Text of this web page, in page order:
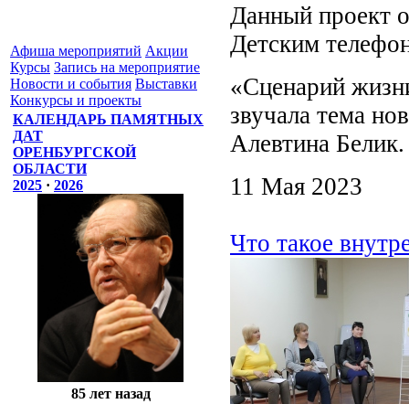
Афиша мероприятий Акции
Курсы Запись на мероприятие
Новости и события Выставки
Конкурсы и проекты
КАЛЕНДАРЬ ПАМЯТНЫХ
ДАТ
ОРЕНБУРГСКОЙ
ОБЛАСТИ
2025 · 2026
85 лет назад
Данный проект
Детским
«Сценарий
звучала тема
Алевтина Белик.
11 Мая 2023
Что такое